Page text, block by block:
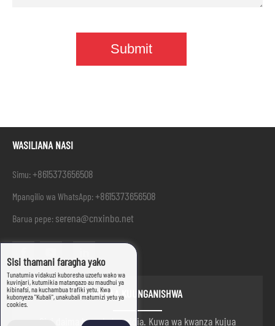
WASILIANA NASI
Simu:+8615373656508
Mpangilio wa WhatsApp:+8615373656508
Barua pepe: serena@cnxinbo.net
KUKAA KUUNGANISHWA
Sisi daima hapa kukusaidia. Kuwa wa kwanza kujua
Sisi thamani faragha yako
Tunatumia vidakuzi kuboresha uzoefu wako wa
kuvinjari, kutumikia matangazo au maudhui ya
kibinafsi, na kuchambua trafiki yetu. Kwa
kubonyeza "Kubali", unakubali matumizi yetu ya
cookies.